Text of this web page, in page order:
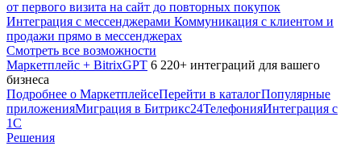
от первого визита на сайт до повторных покупок
Интеграция с мессенджерами Коммуникация с клиентом и
продажи прямо в мессенджерах
Смотреть все возможности
Маркетплейс + BitrixGPT 6 220+ интеграций для вашего
бизнеса
Подробнее о МаркетплейсеПерейти в каталогПопулярные
приложенияМиграция в Битрикс24ТелефонияИнтеграция с
1С
Решения